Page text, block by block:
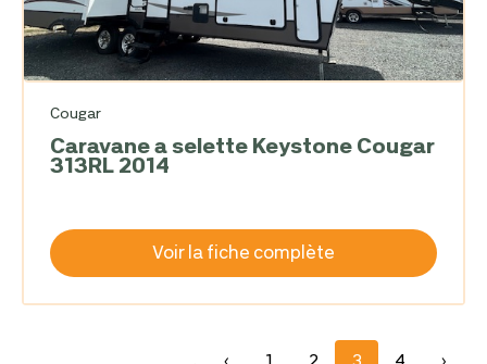
Cougar
Caravane a selette Keystone Cougar
313RL 2014
Voir la fiche complète